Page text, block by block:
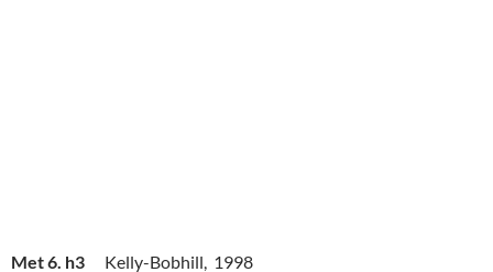
Met 6. h3 Kelly-Bobhill, 1998